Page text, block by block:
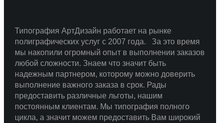
Типография АртДизайн работает на рынке
полиграфических услуг с 2007 года. За это время
мы накопили огромный опыт в выполнении заказов
любой сложности. Знаем что значит быть
надежным партнером, которому можно доверить
выполнение важного заказа в срок. Рады
предоставить различные льготы, нашим
постоянным клиентам. Мы типография полного
цикла, а значит можем предоставить Вам широкий